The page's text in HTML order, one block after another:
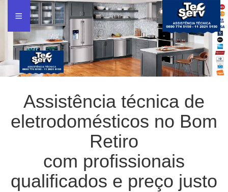
Assistência técnica de
eletrodomésticos no Bom
Retiro
com profissionais
qualificados e preço justo